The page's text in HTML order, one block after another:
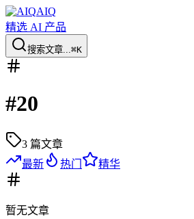
AIQ
精选 AI 产品
搜索文章...⌘K
#20
3 篇文章
最新
热门 精华
暂无文章